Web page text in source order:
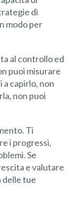
di
modo per
al controllo ed
puoi misurare
a capirlo, non
non puoi
Ti
i progressi,
Se
e valutare
delle tue